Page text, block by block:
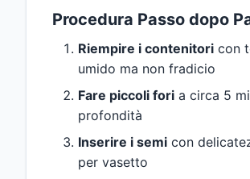
Procedura Passo dopo
Riempire i contenitori con
umido ma non fradicio
Fare piccoli fori a circa 5
profondità
Inserire i semi con
per vasetto